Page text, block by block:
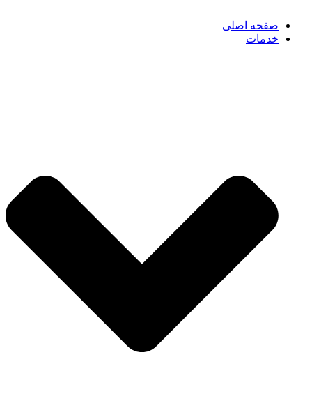
صفحه اصلی
خدمات